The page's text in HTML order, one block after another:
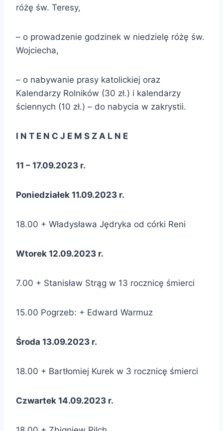
różę św. Teresy,
– o prowadzenie godzinek w niedzielę różę św.
Wojciecha,
– o nabywanie prasy katolickiej oraz
Kalendarzy Rolników (30 zł.) i kalendarzy
ściennych (10 zł.) – do nabycia w zakrystii.
I N T E N C J E M S Z A L N E
11 – 17.09.2023 r.
Poniedziałek 11.09.2023 r.
18.00 + Władysława Jędryka od córki Reni
Wtorek 12.09.2023 r.
7.00 + Stanisław Strąg w 13 rocznicę śmierci
15.00 Pogrzeb: + Edward Warmuz
Środa 13.09.2023 r.
18.00 + Bartłomiej Kurek w 3 rocznicę śmierci
Czwartek 14.09.2023 r.